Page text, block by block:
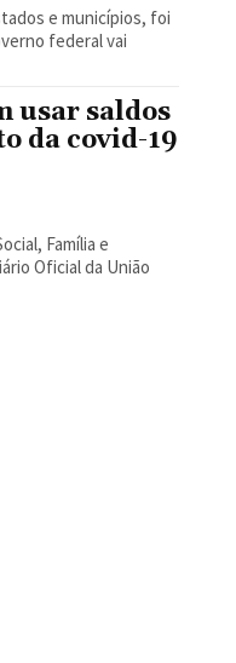
e municípios, foi
federal vai
usar saldos
da covid-19
Família e
Oficial da União